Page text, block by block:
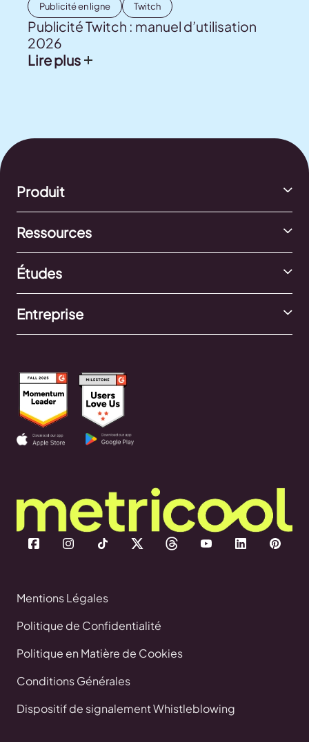
Publicité en ligne Twitch
Publicité Twitch : manuel d’utilisation
2026
Lire plus
Produit
Ressources
Études
Entreprise
Mentions Légales
Politique de Confidentialité
Politique en Matière de Cookies
Conditions Générales
Dispositif de signalement Whistleblowing